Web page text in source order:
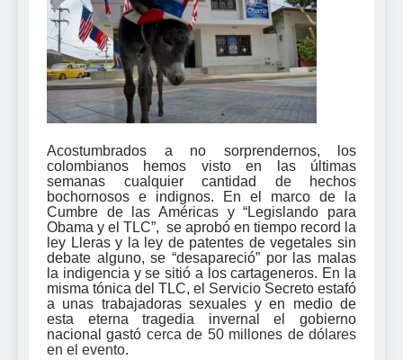
Acostumbrados a no sorprendernos, los
colombianos hemos visto en las últimas
semanas cualquier cantidad de hechos
bochornosos e indignos. En el marco de la
Cumbre de las Américas y “Legislando para
Obama y el TLC”, se aprobó en tiempo record la
ley Lleras y la ley de patentes de vegetales sin
debate alguno, se “desapareció” por las malas
la indigencia y se sitió a los cartageneros. En la
misma tónica del TLC, el Servicio Secreto estafó
a unas trabajadoras sexuales y en medio de
esta eterna tragedia invernal el gobierno
nacional gastó cerca de 50 millones de dólares
en el evento.